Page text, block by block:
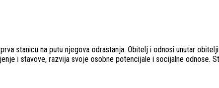
stanicu na putu njegova odrastanja. Obitelj i odnosi unutar
i stavove, razvija svoje osobne potencijale i socijalne odnose.